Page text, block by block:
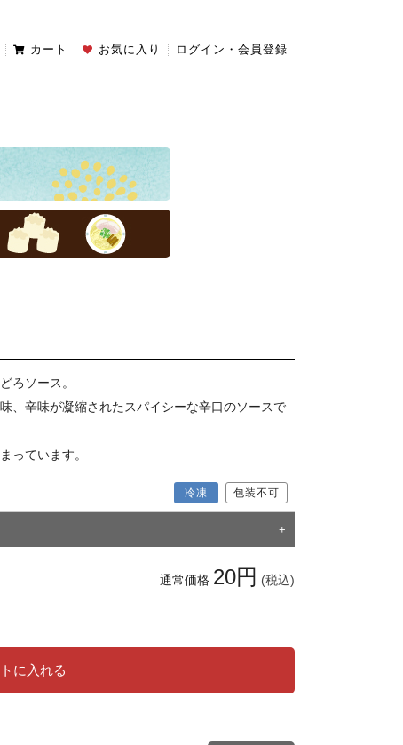
カート お気に入り ログイン・会員登録
ろソース。
、辛味が凝縮されたスパイシーな辛口のソースで
っています。
冷凍 包装不可
通常価格 20円 (税込)
に入れる